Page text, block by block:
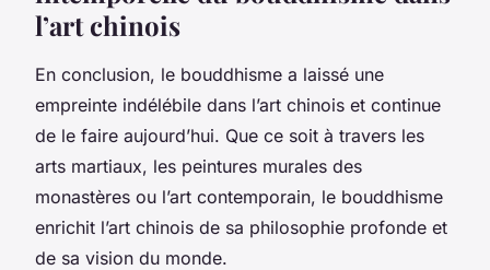
l’art chinois
En conclusion, le bouddhisme a laissé une
empreinte indélébile dans l’art chinois et continue
de le faire aujourd’hui. Que ce soit à travers les
arts martiaux, les peintures murales des
monastères ou l’art contemporain, le bouddhisme
enrichit l’art chinois de sa philosophie profonde et
de sa vision du monde.